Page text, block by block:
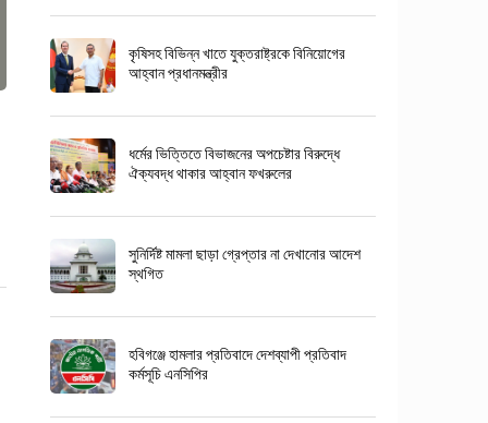
কৃষিসহ বিভিন্ন খাতে যুক্তরাষ্ট্রকে বিনিয়োগের
আহ্বান প্রধানমন্ত্রীর
ধর্মের ভিত্তিতে বিভাজনের অপচেষ্টার বিরুদ্ধে
ঐক্যবদ্ধ থাকার আহ্বান ফখরুলের
সুনির্দিষ্ট মামলা ছাড়া গ্রেপ্তার না দেখানোর আদেশ
স্থগিত
হবিগঞ্জে হামলার প্রতিবাদে দেশব্যাপী প্রতিবাদ
কর্মসূচি এনসিপির